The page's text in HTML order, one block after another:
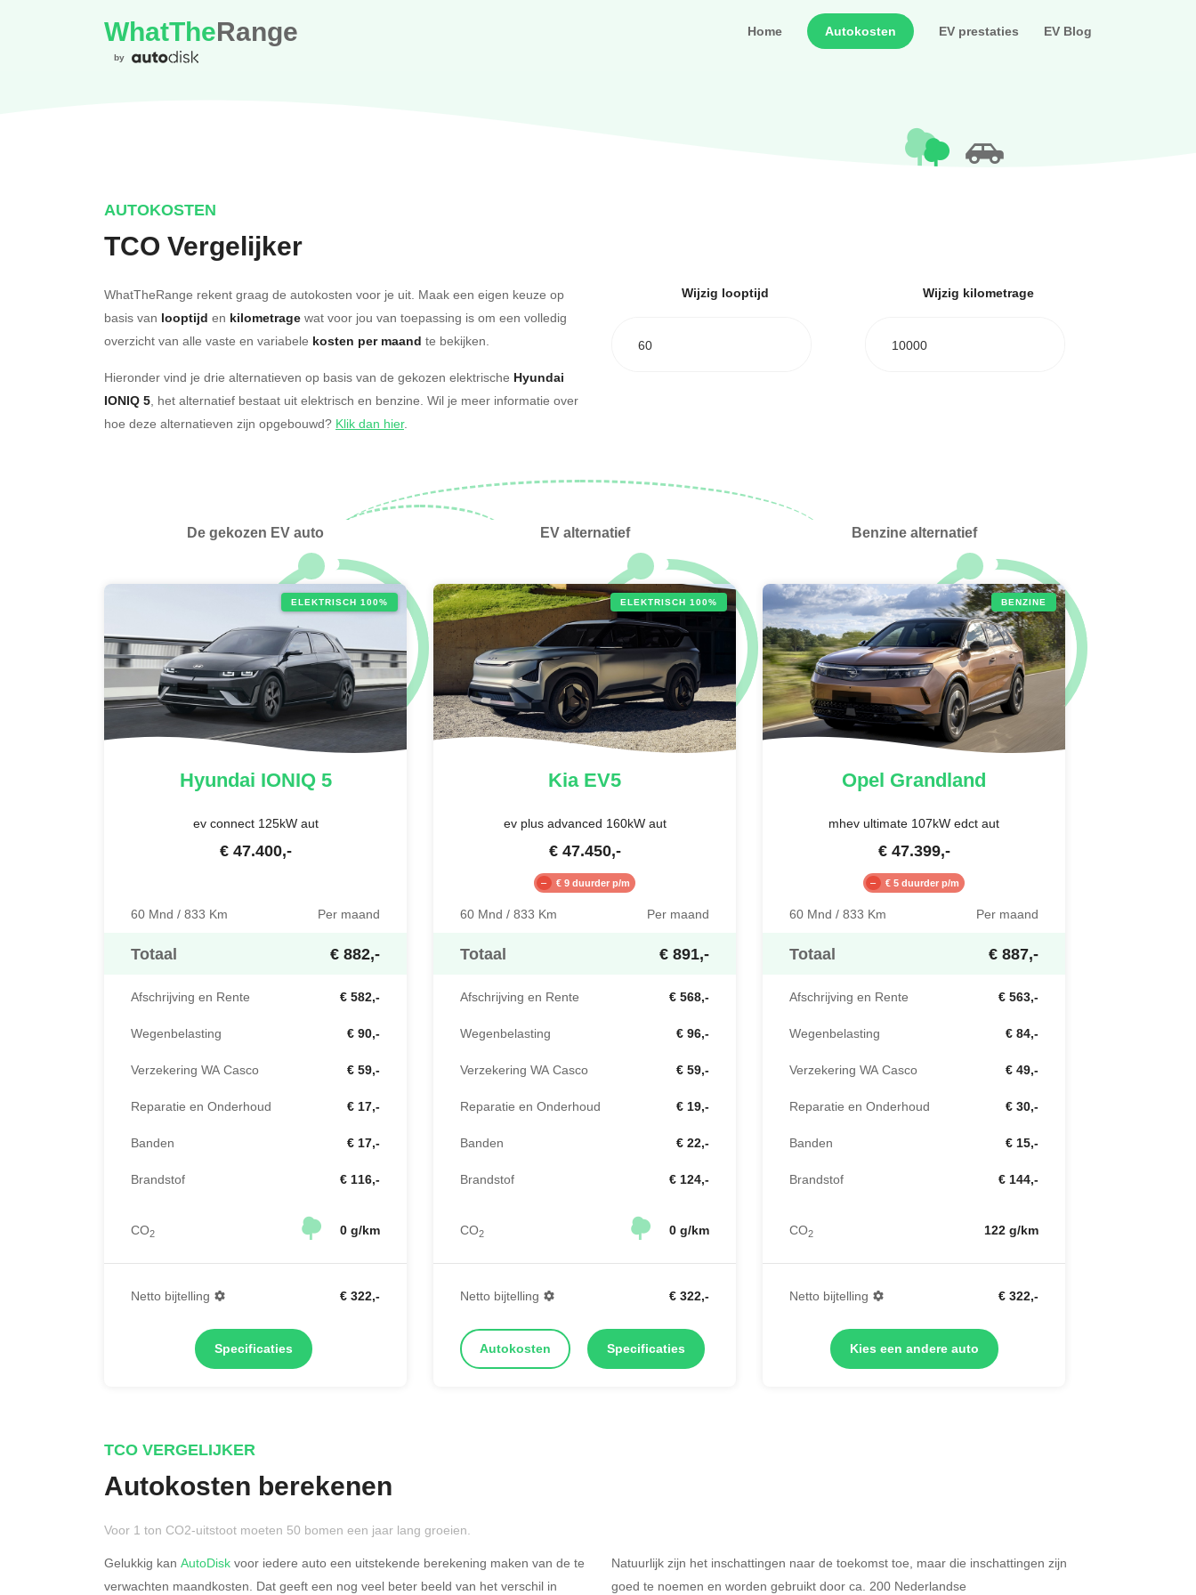
WhatTheRange
by
Home Autokosten EV prestaties EV Blog
AUTOKOSTEN
TCO Vergelijker
WhatTheRange rekent graag de autokosten voor je uit. Maak een eigen keuze op
basis van looptijd en kilometrage wat voor jou van toepassing is om een volledig
overzicht van alle vaste en variabele kosten per maand te bekijken.
Hieronder vind je drie alternatieven op basis van de gekozen elektrische Hyundai
IONIQ 5, het alternatief bestaat uit elektrisch en benzine. Wil je meer informatie over
hoe deze alternatieven zijn opgebouwd? Klik dan hier.
Wijzig looptijd
60
Wijzig kilometrage
10000
De gekozen EV auto
ELEKTRISCH 100%
Hyundai IONIQ 5
ev connect 125kW aut
€ 47.400,-
60 Mnd / 833 Km Per maand
Totaal € 882,-
Afschrijving en Rente € 582,-
Wegenbelasting € 90,-
Verzekering WA Casco € 59,-
Reparatie en Onderhoud € 17,-
Banden € 17,-
Brandstof € 116,-
CO2 0 g/km
Netto bijtelling € 322,-
Specificaties
EV alternatief
ELEKTRISCH 100%
KiaEV5
ev plus advanced 160kW aut
€ 47.450,-
€ 9 duurder p/m
60 Mnd / 833 Km Per maand
Totaal € 891,-
Afschrijving en Rente € 568,-
Wegenbelasting € 96,-
Verzekering WA Casco € 59,-
Reparatie en Onderhoud € 19,-
Banden € 22,-
Brandstof € 124,-
CO2 0 g/km
Netto bijtelling € 322,-
Autokosten Specificaties
Benzine alternatief
BENZINE
Opel Grandland
mhev ultimate 107kW edct aut
€ 47.399,-
€ 5 duurder p/m
60 Mnd / 833 Km Per maand
Totaal € 887,-
Afschrijving en Rente € 563,-
Wegenbelasting € 84,-
Verzekering WA Casco € 49,-
Reparatie en Onderhoud € 30,-
Banden € 15,-
Brandstof € 144,-
CO2 122 g/km
Netto bijtelling € 322,-
Kies een andere auto
Merken op basis van segment
TCO VERGELIJKER
Autokosten berekenen
Voor 1 ton CO2-uitstoot moeten 50 bomen een jaar lang groeien.
Gelukkig kan AutoDisk voor iedere auto een uitstekende berekening maken van de te
verwachten maandkosten. Dat geeft een nog veel beter beeld van het verschil in
Natuurlijk zijn het inschattingen naar de toekomst toe, maar die inschattingen zijn
goed te noemen en worden gebruikt door ca. 200 Nederlandse